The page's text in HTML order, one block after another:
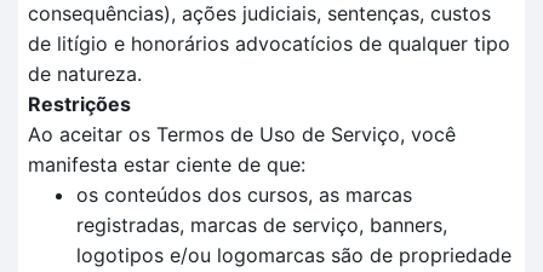
consequências), ações judiciais, sentenças, custos
de litígio e honorários advocatícios de qualquer tipo
de natureza.
Restrições
Ao aceitar os Termos de Uso de Serviço, você
manifesta estar ciente de que:
os conteúdos dos cursos, as marcas
registradas, marcas de serviço, banners,
logotipos e/ou logomarcas são de propriedade